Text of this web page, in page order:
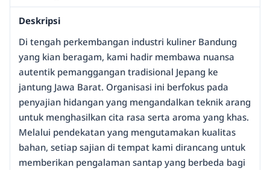
Deskripsi
Di tengah perkembangan industri kuliner Bandung
yang kian beragam, kami hadir membawa nuansa
autentik pemanggangan tradisional Jepang ke
jantung Jawa Barat. Organisasi ini berfokus pada
penyajian hidangan yang mengandalkan teknik arang
untuk menghasilkan cita rasa serta aroma yang khas.
Melalui pendekatan yang mengutamakan kualitas
bahan, setiap sajian di tempat kami dirancang untuk
memberikan pengalaman santap yang berbeda bagi